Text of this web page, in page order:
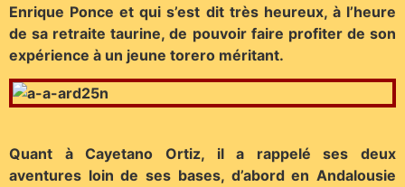
Enrique Ponce et qui s’est dit très heureux, à l’heure
de sa retraite taurine, de pouvoir faire profiter de son
expérience à un jeune torero méritant.
Quant à Cayetano Ortiz, il a rappelé ses deux
aventures loin de ses bases, d’abord en Andalousie